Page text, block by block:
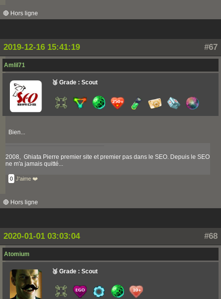
🔴 Hors ligne
#67
2019-12-16 15:41:19
Amlil71
🥉 Grade : Scout
Bien...
2008, Ghiata Pierre premier site et premier pas dans le SEO. Depuis le SEO
ne m'a jamais quitté...
0 J'aime ❤️
🔴 Hors ligne
#68
2020-01-01 03:03:04
Atomium
🥉 Grade : Scout